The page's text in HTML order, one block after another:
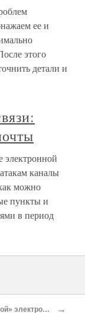
ее и
этого
детали и
электронной
каналы
можно
пункты и
в период
Как избавиться от «мусорной» электронной почты →